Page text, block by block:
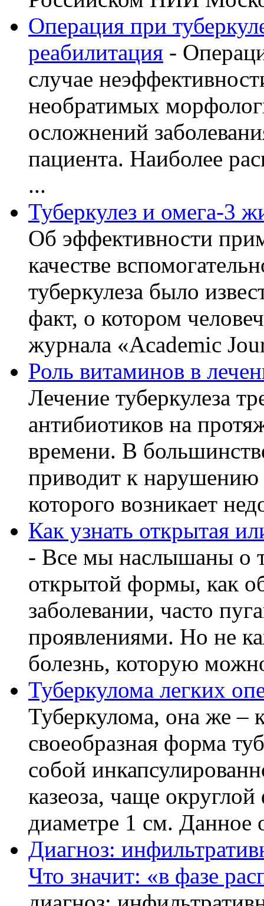
Операция при
реабилитация -
случае
необратимых
осложнений
пациента. Наиболее
...
Туберкулез и омега-3
Об эффективности
качестве
туберкулеза было
факт, о котором
журнала «Academic
Роль витаминов в
Лечение туберкулеза
антибиотиков на
времени. В
приводит к нарушению
которого возникает
Как узнать открытая
- Все мы наслышаны о
открытой формы, как
заболевании, часто
проявлениями. Но не
болезнь, которую
Туберкулома легких
Туберкулома, она же –
своеобразная форма
собой
казеоза, чаще
диаметре 1 см. Данное
Диагноз:
Что значит: «в фазе